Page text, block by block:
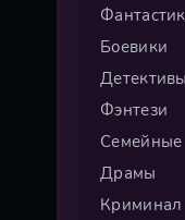
Боевики
Детективы
Фэнтези
Семейные
Драмы
Криминал